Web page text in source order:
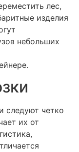
лес,
изделия
небольших
следуют четко
их от